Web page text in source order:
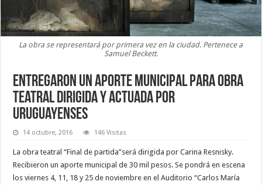
La obra se representará por primera vez en la ciudad. Pertenece a
Samuel Beckett.
Entregaron un aporte municipal para obra
teatral dirigida y actuada por
uruguayenses
14 octubre, 2016 146 Visitas
La obra teatral “Final de partida”será dirigida por Carina Resnisky.
Recibieron un aporte municipal de 30 mil pesos. Se pondrá en escena
los viernes 4, 11, 18 y 25 de noviembre en el Auditorio “Carlos María